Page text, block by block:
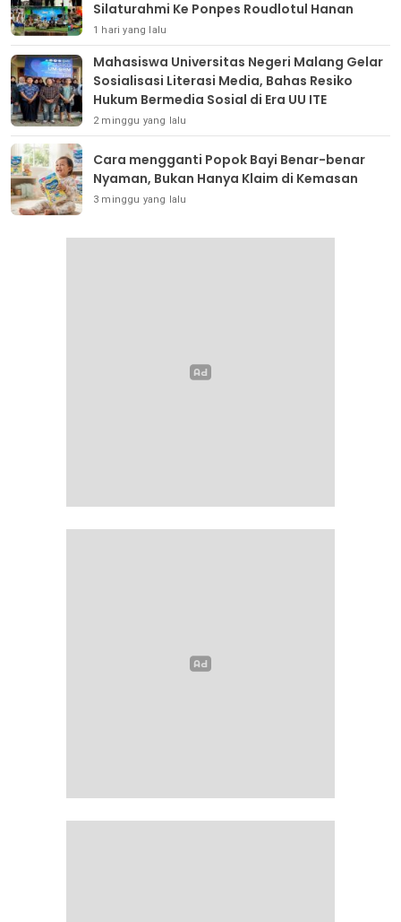
Silaturahmi Ke Ponpes Roudlotul Hanan
1 hari yang lalu
Mahasiswa Universitas Negeri Malang Gelar
Sosialisasi Literasi Media, Bahas Resiko
Hukum Bermedia Sosial di Era UU ITE
2 minggu yang lalu
Cara mengganti Popok Bayi Benar-benar
Nyaman, Bukan Hanya Klaim di Kemasan
3 minggu yang lalu